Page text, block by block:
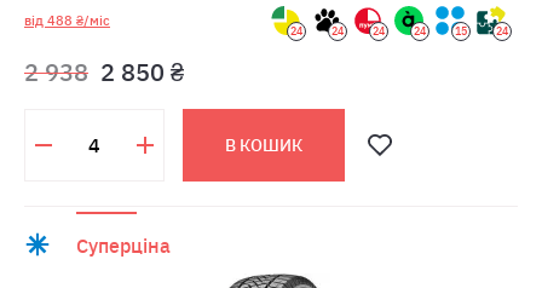
від 488 ₴/міс
24 24 24 24 15 24
2 938 2 850 ₴
В КОШИК
Суперціна